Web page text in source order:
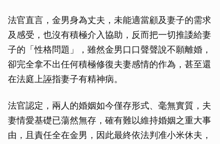
法官直言，金男身為丈夫，未能適當顧及妻子的需求
及感受，也沒有積極介入協助，反而把一切推諉給妻
子的「性格問題」，雖然金男口口聲聲說不願離婚，
卻完全拿不出任何積極修復夫妻感情的作為，甚至還
在法庭上誣指妻子有精神病。
法官認定，兩人的婚姻如今僅存形式、毫無實質，夫
妻情愛基礎已蕩然無存，確有難以維持婚姻之重大事
由，且責任全在金男，因此最終依法判准小米休夫，